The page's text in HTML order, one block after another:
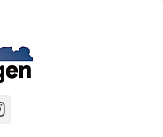
MVK
Instagram